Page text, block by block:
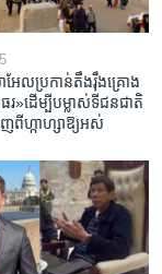
អែល​ប្រកាន់​តឹងរ៉ឹង​គ្រោង​
ធរ‍»​ដើម្បី​បម្លាស់​ទី​ជនជាតិ​
ពី​ហ្កាហ្សា​ឱ្យ​អស់